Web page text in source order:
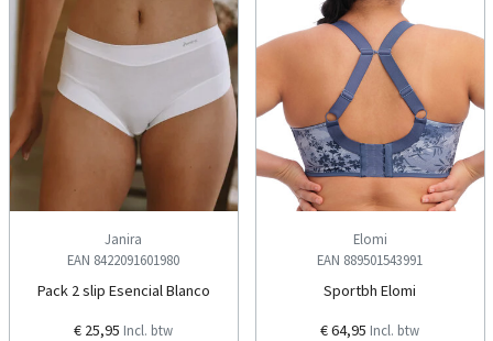
Janira
EAN 8422091601980
Pack 2 slip Esencial Blanco
€ 25,95 Incl. btw
Elomi
EAN 889501543991
Sportbh Elomi
€ 64,95 Incl. btw